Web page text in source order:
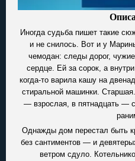
Иногда судьба пишет такие
и не снилось. Вот и у
чемодан: следы дорог,
сердце. Ей за сорок, а
когда-то варила кашу на
стиральной машинки.
— взрослая, в пятнадцать —
Однажды дом перестал быть
без сантиментов — и
ветром сдуло.